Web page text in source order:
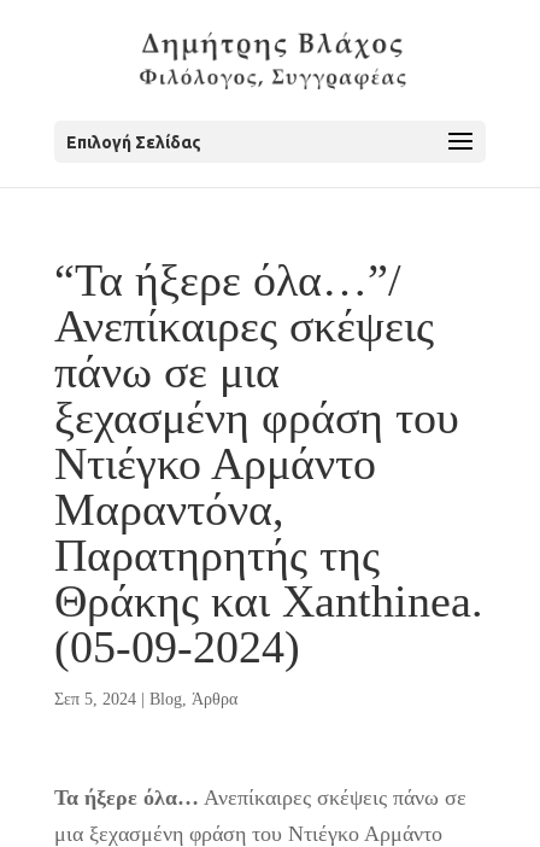
Επιλογή Σελίδας
“Τα ήξερε όλα…”/
Ανεπίκαιρες σκέψεις
πάνω σε μια
ξεχασμένη φράση του
Ντιέγκο Αρμάντο
Μαραντόνα,
Παρατηρητής της
Θράκης και Xanthinea.
(05-09-2024)
Σεπ 5, 2024| Blog, Άρθρα
Τα ήξερε όλα… Ανεπίκαιρες σκέψεις πάνω σε
μια ξεχασμένη φράση του Ντιέγκο Αρμάντο